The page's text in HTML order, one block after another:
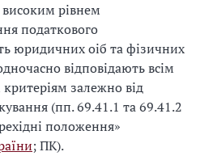
рівнем
податкового
юридичних оіб та фізичних
відповідають всім
залежно від
(пп. 69.41.1 та 69.41.2
положення»
; ПК).